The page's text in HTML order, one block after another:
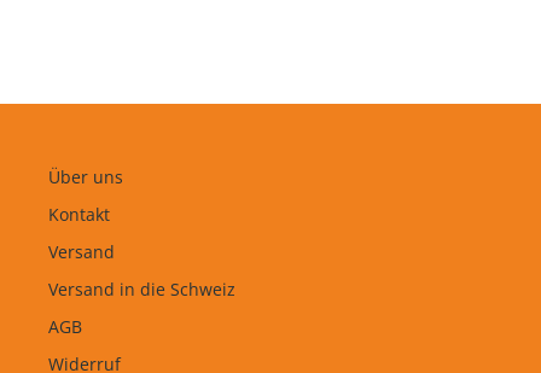
Über uns
Kontakt
Versand
Versand in die Schweiz
AGB
Widerruf